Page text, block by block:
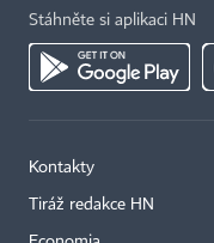
Stáhněte si aplikaci HN
Kontakty
Tiráž redakce HN